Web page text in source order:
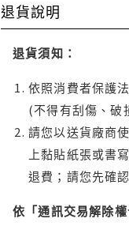
退貨說明
退貨須知：
依照消費者保護
(不得有刮傷、破
請您以送貨廠商
上黏貼紙張或書
退費；請您先確
依「通訊交易解除